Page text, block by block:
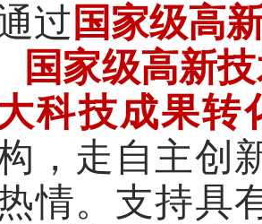
过 国家级高
国家级高新
科技成果转
，走自主创
情。支持具